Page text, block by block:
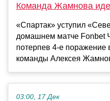
Команда Жамнова
«Спартак» уступил
домашнем матче Fonbet
потерпев 4-е поражение
команды Алексея
03:00, 17 Дек